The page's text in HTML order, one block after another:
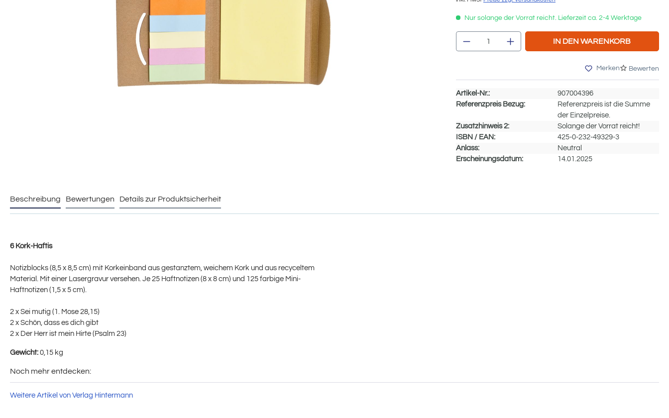
Nur solange der Vorrat reicht. Lieferzeit ca. 2-4 Werktage
Produkt Anzahl: Gib den gewünschten
IN DEN WARENKORB
Merken Bewerten
Artikel-Nr.:
907004396
Referenzpreis Bezug:
Referenzpreis ist die Summe
der Einzelpreise.
Zusatzhinweis 2:
Solange der Vorrat reicht!
ISBN / EAN:
425-0-232-49329-3
Anlass:
Neutral
Erscheinungsdatum:
14.01.2025
Beschreibung Bewertungen Details zur Produktsicherheit
6 Kork-Haftis
Notizblocks (8,5 x 8,5 cm) mit Korkeinband aus gestanztem, weichem Kork und aus recyceltem
Material. Mit einer Lasergravur versehen. Je 25 Haftnotizen (8 x 8 cm) und 125 farbige Mini-
Haftnotizen (1,5 x 5 cm).
2 x Sei mutig (1. Mose 28,15)
2 x Schön, dass es dich gibt
2 x Der Herr ist mein Hirte (Psalm 23)
Gewicht: 0,15 kg
Noch mehr entdecken:
Weitere Artikel von Verlag Hintermann